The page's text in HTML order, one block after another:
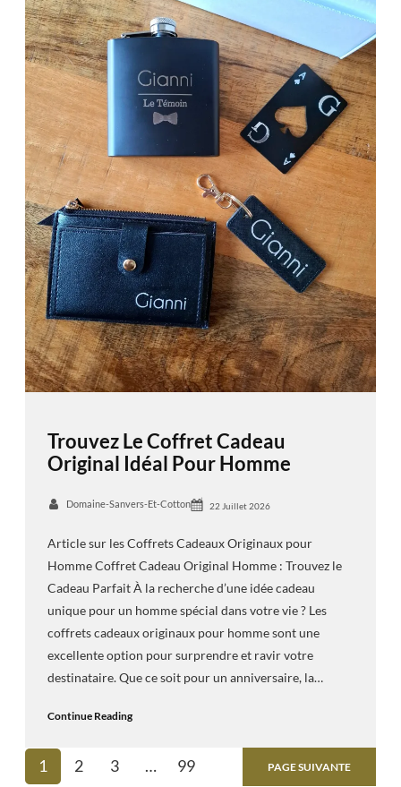
Trouvez Le Coffret Cadeau
Original Idéal Pour Homme
Domaine-Sanvers-Et-Cotton 22 Juillet 2026
Article sur les Coffrets Cadeaux Originaux pour
Homme Coffret Cadeau Original Homme : Trouvez le
Cadeau Parfait À la recherche d’une idée cadeau
unique pour un homme spécial dans votre vie ? Les
coffrets cadeaux originaux pour homme sont une
excellente option pour surprendre et ravir votre
destinataire. Que ce soit pour un anniversaire, la…
Continue Reading
1 2 3 … 99 PAGE SUIVANTE